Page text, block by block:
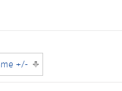
+/-